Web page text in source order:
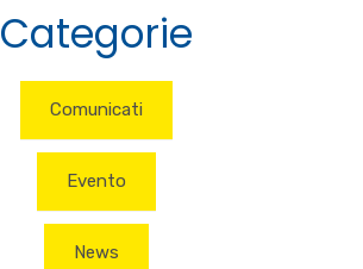
Categorie
Comunicati
Evento
News